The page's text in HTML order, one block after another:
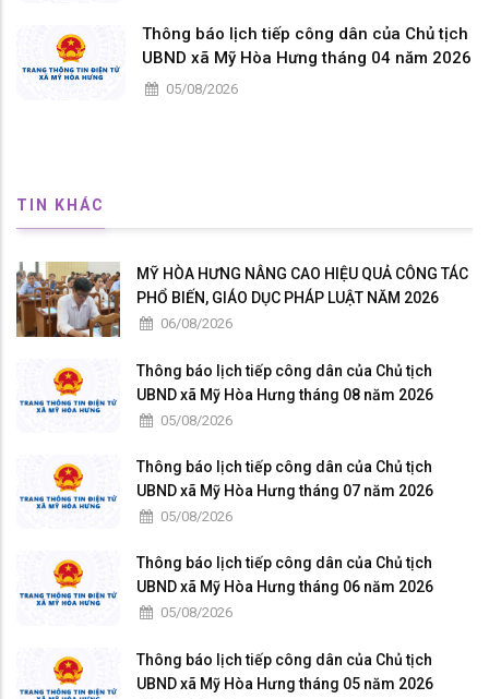
Thông báo lịch tiếp công dân của Chủ tịch
UBND xã Mỹ Hòa Hưng tháng 04 năm 2026
05/08/2026
TIN KHÁC
MỸ HÒA HƯNG NÂNG CAO HIỆU QUẢ CÔNG TÁC
PHỔ BIẾN, GIÁO DỤC PHÁP LUẬT NĂM 2026
06/08/2026
Thông báo lịch tiếp công dân của Chủ tịch
UBND xã Mỹ Hòa Hưng tháng 08 năm 2026
05/08/2026
Thông báo lịch tiếp công dân của Chủ tịch
UBND xã Mỹ Hòa Hưng tháng 07 năm 2026
05/08/2026
Thông báo lịch tiếp công dân của Chủ tịch
UBND xã Mỹ Hòa Hưng tháng 06 năm 2026
05/08/2026
Thông báo lịch tiếp công dân của Chủ tịch
UBND xã Mỹ Hòa Hưng tháng 05 năm 2026